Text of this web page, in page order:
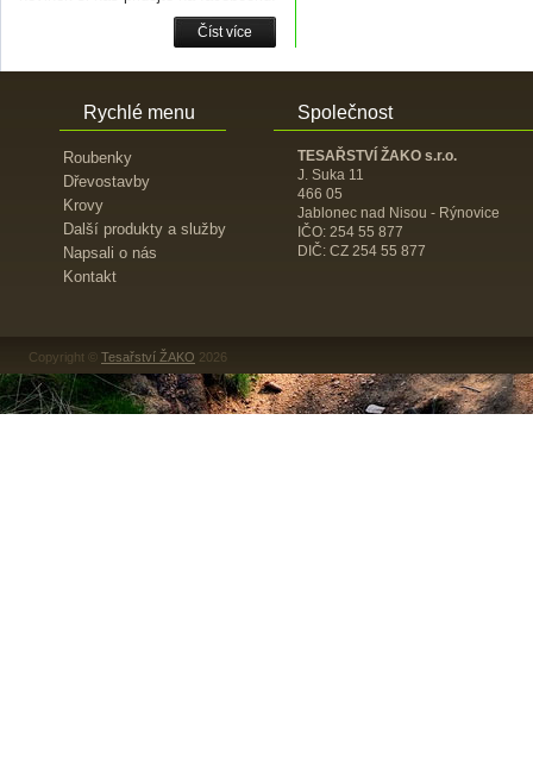
Číst více
Rychlé menu
Roubenky
Dřevostavby
Krovy
Další produkty a služby
Napsali o nás
Kontakt
Společnost
TESAŘSTVÍ ŽAKO s.r.o.
J. Suka 11
466 05
Jablonec nad Nisou - Rýnovice
IČO: 254 55 877
DIČ: CZ 254 55 877
Copyright © Tesařství ŽAKO 2026